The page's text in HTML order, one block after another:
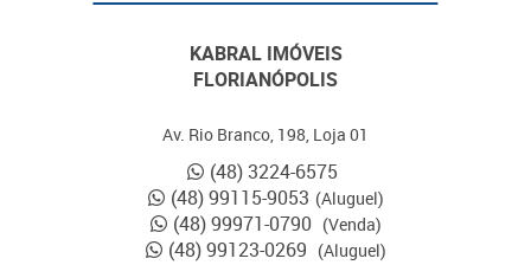
KABRAL IMÓVEIS
FLORIANÓPOLIS
Av. Rio Branco, 198, Loja 01
(48) 3224-6575
(48) 99115-9053 (Aluguel)
(48) 99971-0790 (Venda)
(48) 99123-0269 (Aluguel)